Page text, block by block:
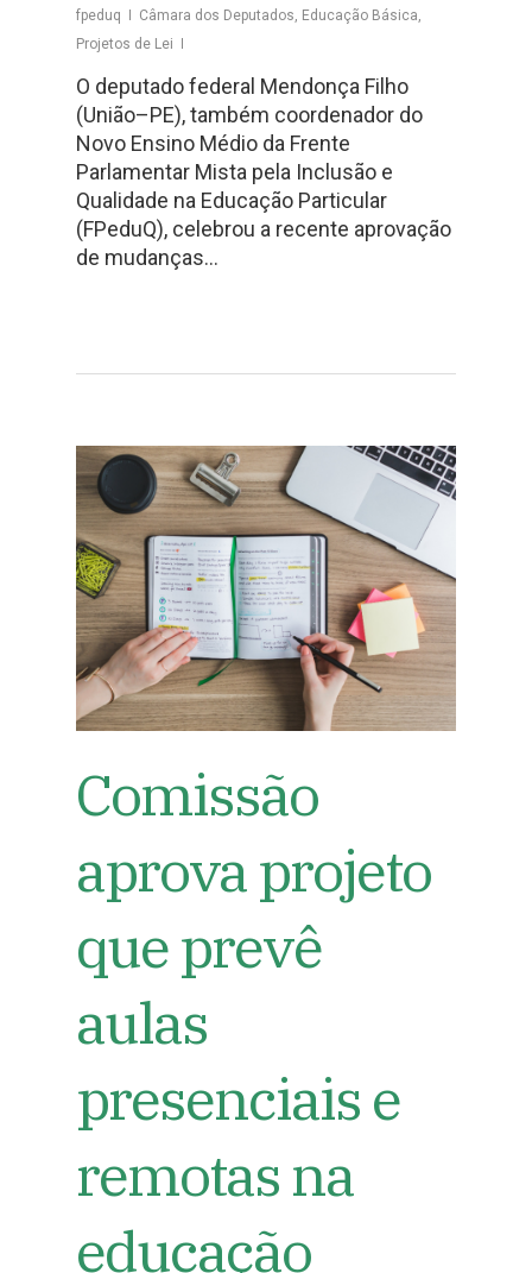
fpeduq Câmara dos Deputados, Educação Básica,
Projetos de Lei
O deputado federal Mendonça Filho
(União–PE), também coordenador do
Novo Ensino Médio da Frente
Parlamentar Mista pela Inclusão e
Qualidade na Educação Particular
(FPeduQ), celebrou a recente aprovação
de mudanças…
Comissão
aprova projeto
que prevê
aulas
presenciais e
remotas na
educação